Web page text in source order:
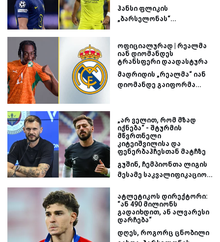
ჰანსი ფლიკის
„ბარსელონას“...
ოფიციალურად | რეალმა
იან დიომანდეს
ტრანსფერი დაადასტურა
მადრიდის „რეალმა“ იან
დიომანდე გაიფორმა...
„არ ველით, რომ მზად
იქნება“ - შტურმის
მწვრთნელი
კიტეიშვილისა და
ფენერბაჰჩესთან მატჩზე
გუშინ, ჩემპიონთა ლიგის
მესამე საკვალიფიკაციო...
ატლეტიკოს დირექტორი:
“ან 490 მილიონს
გადაიხდით, ან ალვარესი
დარჩება“
დღეს, როგორც ცნობილი